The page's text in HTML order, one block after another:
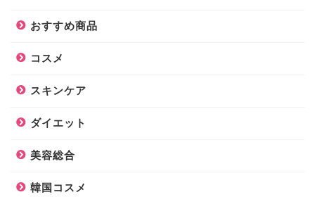
おすすめ商品
コスメ
スキンケア
ダイエット
美容総合
韓国コスメ